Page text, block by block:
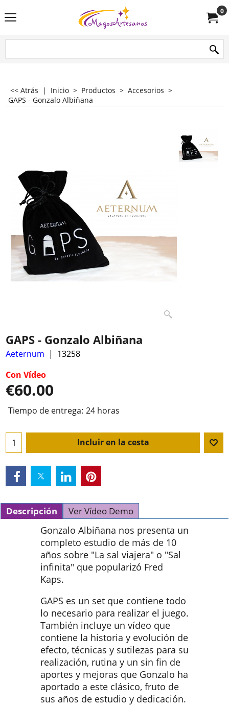
0
<< Atrás | Inicio > Productos > Accesorios >
GAPS - Gonzalo Albiñana
GAPS - Gonzalo Albiñana
Aeternum
13258
Con Vídeo
€60.00
Tiempo de entrega: 24 horas
Incluir en la cesta
Descripción Ver Vídeo Demo
Gonzalo Albiñana nos presenta un
completo estudio de más de 10
años sobre "La sal viajera" o "Sal
infinita" que popularizó Fred
Kaps.
GAPS es un set que contiene todo
lo necesario para realizar el juego.
También incluye un vídeo que
contiene la historia y evolución de
efecto, técnicas y sutilezas para su
realización, rutina y un sin fin de
aportes y mejoras que Gonzalo ha
aportado a este clásico, fruto de
sus años de estudio y dedicación.